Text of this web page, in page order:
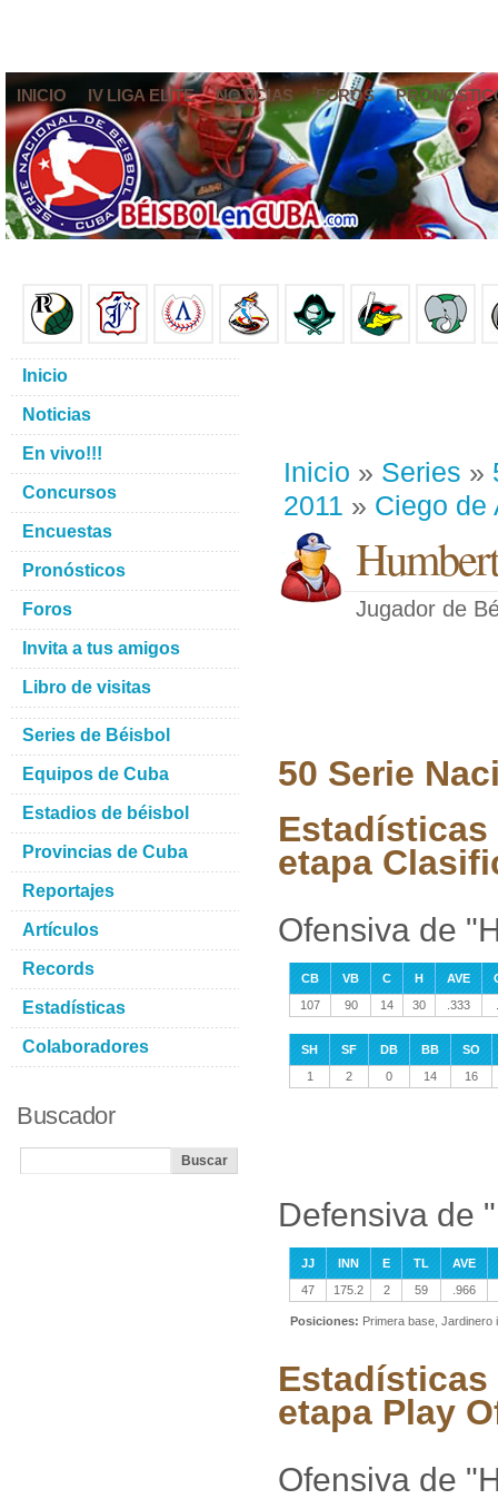
INICIO IV LIGA ELITE NOTICIAS FOROS
Inicio » Series »
2011 » Ciego de
Jugador de
50 Serie
Estadísticas
etapa
Ofensiva de
CB VB C H AVE
107
90 14 30 .333
SH SF DB BB
SO
1
2 0 14 16
Defensiva de
JJ INN E TL
AVE
47
175.2 2 59 .966
Posiciones: Primera base, Jardinero
Estadísticas
etapa Play
Ofensiva de
Inicio
Noticias
En vivo!!!
Concursos
Encuestas
Pronósticos
Foros
Invita a tus amigos
Libro de visitas
Series de Béisbol
Equipos de Cuba
Estadios de béisbol
Provincias de Cuba
Reportajes
Artículos
Records
Estadísticas
Colaboradores
Buscador